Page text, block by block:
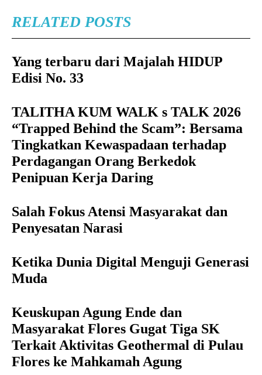
RELATED POSTS
Yang terbaru dari Majalah HIDUP
Edisi No. 33
TALITHA KUM WALK s TALK 2026
“Trapped Behind the Scam”: Bersama
Tingkatkan Kewaspadaan terhadap
Perdagangan Orang Berkedok
Penipuan Kerja Daring
Salah Fokus Atensi Masyarakat dan
Penyesatan Narasi
Ketika Dunia Digital Menguji Generasi
Muda
Keuskupan Agung Ende dan
Masyarakat Flores Gugat Tiga SK
Terkait Aktivitas Geothermal di Pulau
Flores ke Mahkamah Agung